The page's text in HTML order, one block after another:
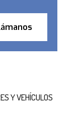
Y VEHÍCULOS